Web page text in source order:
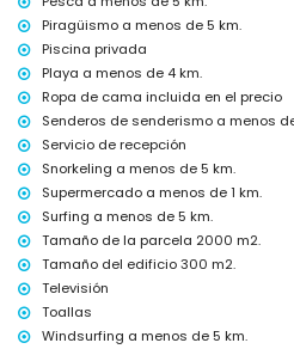
histórico (Pueblo de Jávea y Jávea)
alojamiento)
castillo (Portal de la Vila y Denia) (a
alojamiento)
Deportes
tenis, golf (La Sella, Denia),
montaña, ciclismo, escalada,
esnórquel, surf y windsurf (a menos
Piragüismo a menos de 5 km.
Piscina privada
Playa a menos de 4 km.
Ropa de cama incluida en el precio
Senderos de senderismo a menos
Servicio de recepción
Snorkeling a menos de 5 km.
Supermercado a menos de 1 km.
Surfing a menos de 5 km.
Tamaño de la parcela 2000 m2.
Tamaño del edificio 300 m2.
Televisión
Toallas
Windsurfing a menos de 5 km.